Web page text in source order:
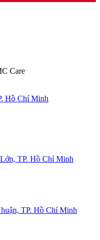
Care
Hồ Chí Minh
TP. Hồ Chí Minh
TP. Hồ Chí Minh